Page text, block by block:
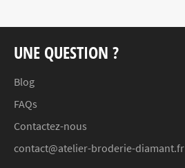
UNE QUESTION ?
Blog
FAQs
Contactez-nous
contact@atelier-broderie-diamant.fr